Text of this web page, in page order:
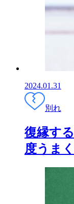
2024.01.31
別れ
復縁す
度うま